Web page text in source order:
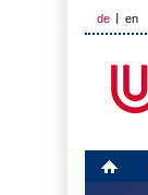
de en